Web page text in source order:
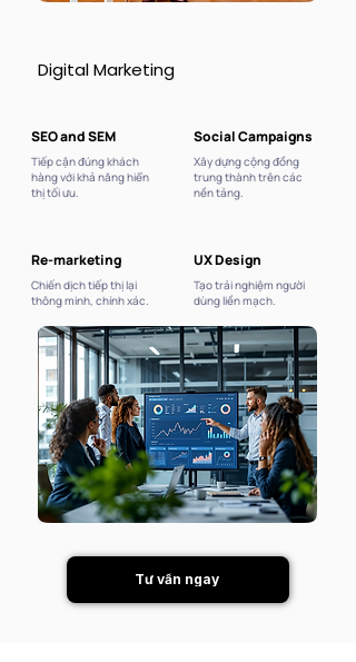
Digital Marketing
Digital Marketing
SEO and SEM
Tiếp cận đúng khách
hàng với khả năng hiển
thị tối ưu.
Re-marketing
Chiến dịch tiếp thị lại
thông minh, chính xác.
Social Campaigns
Xây dựng cộng đồng
trung thành trên các
nền tảng.
UX Design
Tạo trải nghiệm người
dùng liền mạch.
Tư vấn ngay